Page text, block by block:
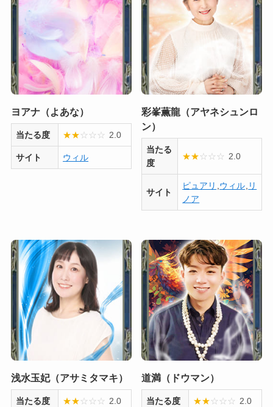
ヨアナ（よあな）
当たる度 ★★☆ ☆ ☆ 2.0
サイト ウィル
彩峯薫龍（アヤネシュンロ
ン）
当たる
度
★★☆ ☆ ☆ 2.0
サイト
ピュアリ ウィル リ
ノア
浅水玉妃（アサミタマキ）
当たる度 ★★☆ ☆ ☆ 2.0
道満（ドウマン）
当たる度 ★★☆ ☆ ☆ 2.0